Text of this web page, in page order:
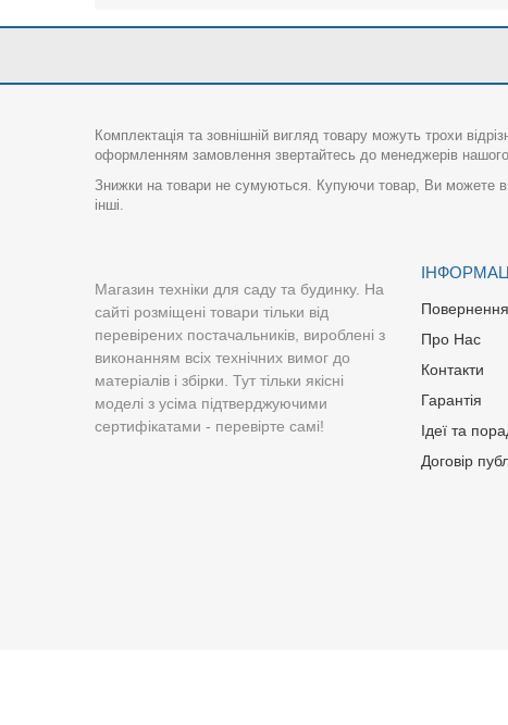
Комплектація та зовнішній вигляд товару можуть трохи
оформленням замовлення звертайтесь до менеджерів нашого
Знижки на товари не сумуються. Купуючи товар, Ви можете
інші.
Магазин техніки для саду та будинку. На
сайті розміщені товари тільки від
перевірених постачальників, вироблені з
виконанням всіх технічних вимог до
матеріалів і збірки. Тут тільки якісні
моделі з усіма підтверджуючими
сертифікатами - перевірте самі!
Повернення
Про Нас
Контакти
Гарантія
Ідеї та
Договір